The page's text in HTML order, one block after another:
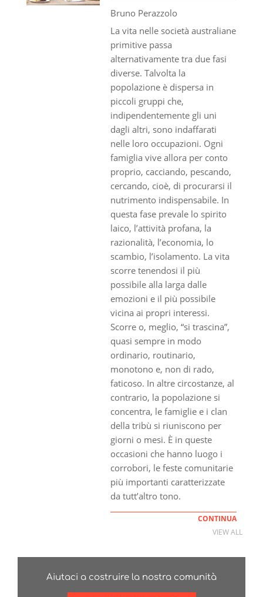
Bruno Perazzolo
La vita nelle società australiane
primitive passa
alternativamente tra due fasi
diverse. Talvolta la
popolazione è dispersa in
piccoli gruppi che,
indipendentemente gli uni
dagli altri, sono indaffarati
nelle loro occupazioni. Ogni
famiglia vive allora per conto
proprio, cacciando, pescando,
cercando, cioè, di procurarsi il
nutrimento indispensabile. In
questa fase prevale lo spirito
laico, l’attività profana, la
razionalità, l’economia, lo
scambio, l’isolamento. La vita
scorre tenendosi il più
possibile alla larga dalle
emozioni e il più possibile
vicina ai propri interessi.
Scorre o, meglio, “si trascina”,
quasi sempre in modo
ordinario, routinario,
monotono e, non di rado,
faticoso. In altre circostanze, al
contrario, la popolazione si
concentra, le famiglie e i clan
della tribù si riuniscono per
giorni o mesi. È in queste
occasioni che hanno luogo i
corrobori, le feste comunitarie
più importanti caratterizzate
da tutt’altro tono.
CONTINUA
VIEW ALL
Aiutaci a costruire la nostra comunità